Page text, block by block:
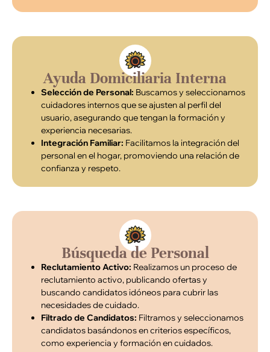
Ayuda Domiciliaria Interna
Selección de Personal: Buscamos y seleccionamos
cuidadores internos que se ajusten al perfil del
usuario, asegurando que tengan la formación y
experiencia necesarias.
Integración Familiar: Facilitamos la integración del
personal en el hogar, promoviendo una relación de
confianza y respeto.
Búsqueda de Personal
Reclutamiento Activo: Realizamos un proceso de
reclutamiento activo, publicando ofertas y
buscando candidatos idóneos para cubrir las
necesidades de cuidado.
Filtrado de Candidatos: Filtramos y seleccionamos
candidatos basándonos en criterios específicos,
como experiencia y formación en cuidados.